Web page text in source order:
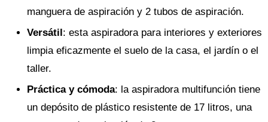
manguera de aspiración y 2 tubos de aspiración.
Versátil: esta aspiradora para interiores y exteriores
limpia eficazmente el suelo de la casa, el jardín o el
taller.
Práctica y cómoda: la aspiradora multifunción tiene
un depósito de plástico resistente de 17 litros, una